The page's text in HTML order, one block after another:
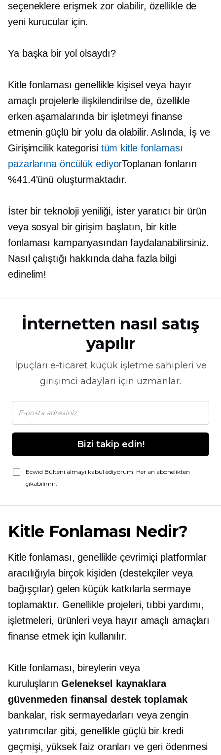
seçeneklere erişmek zor olabilir, özellikle de
yeni kurucular için.
Ya başka bir yol olsaydı?
Kitle fonlaması genellikle kişisel veya hayır
amaçlı projelerle ilişkilendirilse de, özellikle
erken aşamalarında bir işletmeyi finanse
etmenin güçlü bir yolu da olabilir. Aslında, İş ve
Girişimcilik kategorisi tüm kitle fonlaması
pazarlarına öncülük ediyorToplanan fonların
%41.4'ünü oluşturmaktadır.
İster bir teknoloji yeniliği, ister yaratıcı bir ürün
veya sosyal bir girişim başlatın, bir kitle
fonlaması kampanyasından faydalanabilirsiniz.
Nasıl çalıştığı hakkında daha fazla bilgi
edinelim!
İnternetten nasıl satış
yapılır
İpuçları e-ticaretküçük işletme sahipleri ve
girişimci adayları için uzmanlar.
Bizi takip edin!
Ecwid Bülteni almayı kabul ediyorum. Her an abonelikten
çıkabilirim.
Kitle Fonlaması Nedir?
Kitle fonlaması, genellikle çevrimiçi platformlar
aracılığıyla birçok kişiden (destekçiler veya
bağışçılar) gelen küçük katkılarla sermaye
toplamaktır. Genellikle projeleri, tıbbi yardımı,
işletmeleri, ürünleri veya hayır amaçlı amaçları
finanse etmek için kullanılır.
Kitle fonlaması, bireylerin veya
kuruluşların Geleneksel kaynaklara
güvenmeden finansal destek toplamak
bankalar, risk sermayedarları veya zengin
yatırımcılar gibi, genellikle güçlü bir kredi
geçmişi, yüksek faiz oranları ve geri ödenmesi